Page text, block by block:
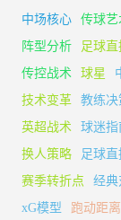
中场核心
传球艺
阵型分析
足球直
传控战术
球星
技术变革
教练决
英超战术
球迷指
换人策略
足球
赛季转折点
经典
xG模型
跑动距离